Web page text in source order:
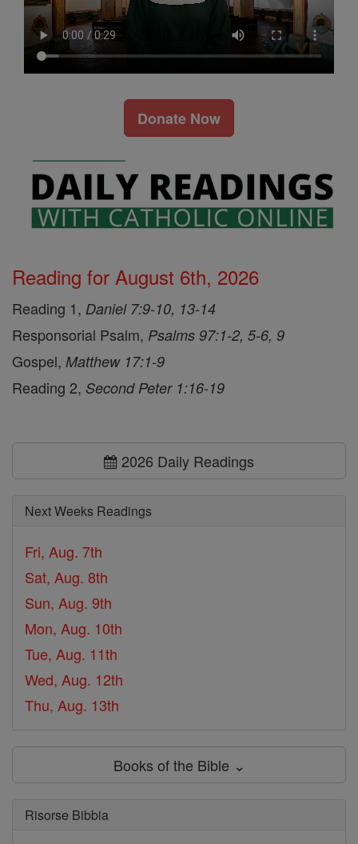
Donate Now
Reading for August 6th, 2026
Reading 1, Daniel 7:9-10, 13-14
Responsorial Psalm, Psalms 97:1-2, 5-6, 9
Gospel, Matthew 17:1-9
Reading 2, Second Peter 1:16-19
2026 Daily Readings
Next Weeks Readings
Fri, Aug. 7th
Sat, Aug. 8th
Sun, Aug. 9th
Mon, Aug. 10th
Tue, Aug. 11th
Wed, Aug. 12th
Thu, Aug. 13th
Books of the Bible ⌄
Risorse Bibbia